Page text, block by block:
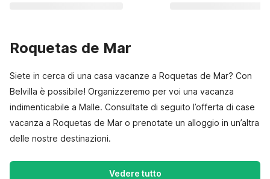
Roquetas de Mar
Siete in cerca di una casa vacanze a Roquetas de Mar? Con
Belvilla è possibile! Organizzeremo per voi una vacanza
indimenticabile a Malle. Consultate di seguito l’offerta di case
vacanza a Roquetas de Mar o prenotate un alloggio in un’altra
delle nostre destinazioni.
Vedere tutto